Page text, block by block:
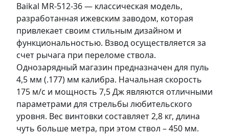
Baikal MR-512-36 — классическая модель,
разработанная ижевским заводом, которая
привлекает своим стильным дизайном и
функциональностью. Взвод осуществляется за
счет рычага при переломе ствола.
Однозарядный магазин предназначен для пуль
4,5 мм (.177) мм калибра. Начальная скорость
175 м/с и мощность 7,5 Дж являются отличными
параметрами для стрельбы любительского
уровня. Вес винтовки составляет 2,8 кг, длина
чуть больше метра, при этом ствол – 450 мм.